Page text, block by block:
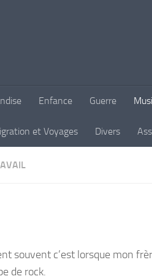
Enfance Guerre
et Voyages Divers
souvent c’est lorsque mon
de rock.